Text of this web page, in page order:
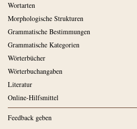
Wortarten
Morphologische Strukturen
Grammatische Bestimmungen
Grammatische Kategorien
Wörterbücher
Wörterbuchangaben
Literatur
Online-Hilfsmittel
Feedback geben